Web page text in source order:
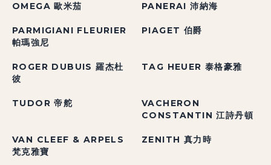
OMEGA 歐米茄 PANERAI 沛納海
PARMIGIANI FLEURIER
帕瑪強尼
PIAGET 伯爵
ROGER DUBUIS 羅杰杜
彼
TAG HEUER 泰格豪雅
TUDOR 帝舵
VACHERON
CONSTANTIN 江詩丹頓
VAN CLEEF & ARPELS
梵克雅寶
ZENITH 真力時